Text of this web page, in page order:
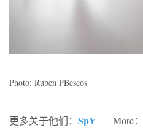
Photo: Ruben PBescos
更多关于他们： SpY More：